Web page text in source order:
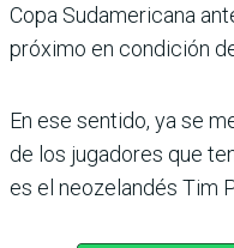
Copa Sudamericana
próximo en condición
En ese sentido, ya se
de los jugadores que
es el neoze­landés Tim